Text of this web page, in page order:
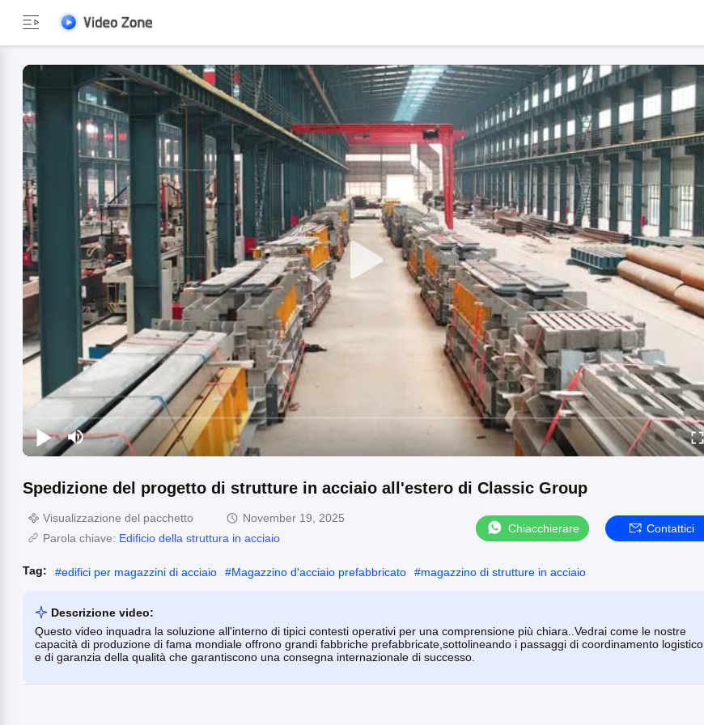
Spedizione del progetto di strutture in acciaio all'estero di Classic Group
Visualizzazione del pacchetto
November 19, 2025
Parola chiave: Edificio della struttura in acciaio
Chiacchierare Contattici
Tag: #edifici per magazzini di acciaio #Magazzino d'acciaio prefabbricato #magazzino di strutture in acciaio
Descrizione video:
Questo video inquadra la soluzione all'interno di tipici contesti operativi per una comprensione più chiara..Vedrai come le nostre
capacità di produzione di fama mondiale offrono grandi fabbriche prefabbricate,sottolineando i passaggi di coordinamento logistico
e di garanzia della qualità che garantiscono una consegna internazionale di successo.